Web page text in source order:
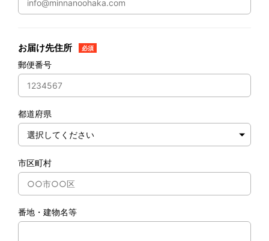
お届け先住所 必須
郵便番号
都道府県
市区町村
番地・建物名等